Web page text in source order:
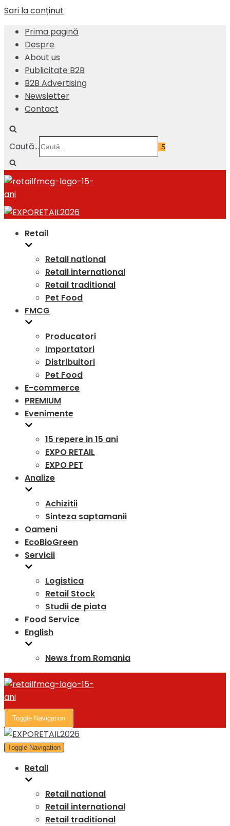
Sari la conținut
Prima pagină
Despre
About us
Publicitate B2B
B2B Advertising
Newsletter
Contact
Caută...
Retail
Retail national
Retail international
Retail traditional
Pet Food
FMCG
Producatori
Importatori
Distribuitori
Pet Food
E-commerce
PREMIUM
Evenimente
15 repere in 15 ani
EXPO RETAIL
EXPO PET
Analize
Achizitii
Sinteza saptamanii
Oameni
EcoBioGreen
Servicii
Logistica
Retail Stock
Studii de piata
Food Service
English
News from Romania
Toggle Navigation
Toggle Navigation
Retail
Retail national
Retail international
Retail traditional